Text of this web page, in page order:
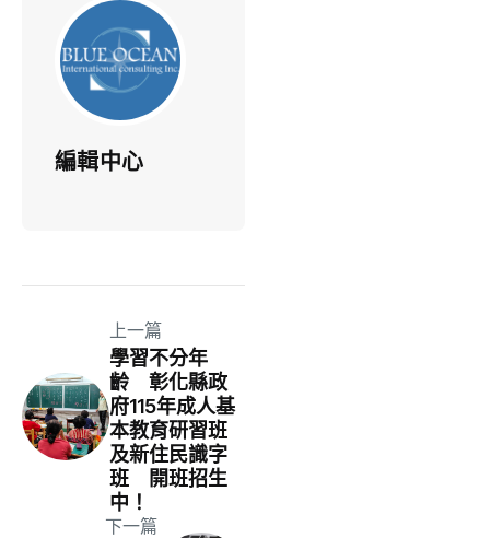
編輯中心
上一篇
學習不分年
齡 彰化縣政
府115年成人基
本教育研習班
及新住民識字
班 開班招生
中！
下一篇